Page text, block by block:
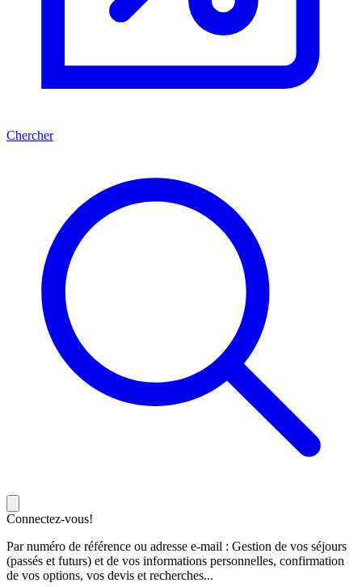
Chercher
Connectez-vous!
Par numéro de référence ou adresse e-mail : Gestion de vos séjours
(passés et futurs) et de vos informations personnelles, confirmation
de vos options, vos devis et recherches...